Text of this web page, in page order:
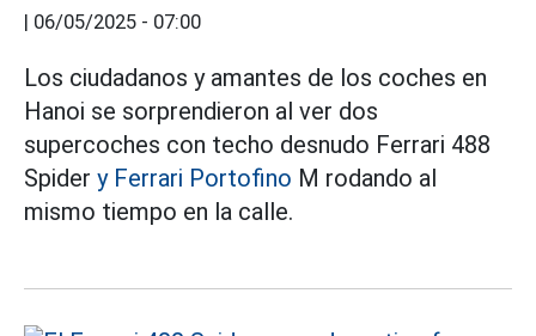
| 06/05/2025 - 07:00
Los ciudadanos y amantes de los coches en
Hanoi se sorprendieron al ver dos
supercoches con techo desnudo Ferrari 488
Spider y Ferrari Portofino M rodando al
mismo tiempo en la calle.